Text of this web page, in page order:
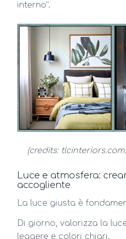
interno”.
(credits:
Luce e atmosfera:
accogliente
La luce giusta è
Di giorno, valorizza la
leggere e colori chiari.